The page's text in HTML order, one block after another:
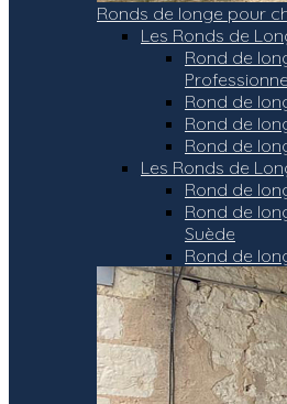
Ronds de longe pour
Les Ronds de
Rond de
Rond de
Rond de
Rond de
Les Ronds de
Rond de
Rond de
Suède
Rond de